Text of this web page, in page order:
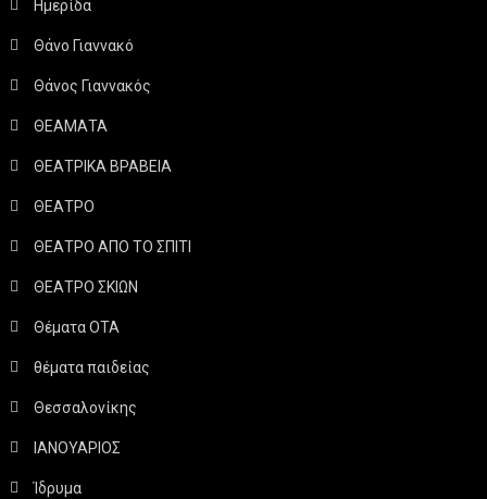
Ημερίδα
Θάνο Γιαννακό
Θάνος Γιαννακός
ΘΕΑΜΑΤΑ
ΘΕΑΤΡΙΚΑ ΒΡΑΒΕΙΑ
ΘΕΑΤΡΟ
ΘΕΑΤΡΟ ΑΠΟ ΤΟ ΣΠΙΤΙ
ΘΕΑΤΡΟ ΣΚΙΩΝ
Θέματα ΟΤΑ
θέματα παιδείας
Θεσσαλονίκης
ΙΑΝΟΥΑΡΙΟΣ
Ίδρυμα